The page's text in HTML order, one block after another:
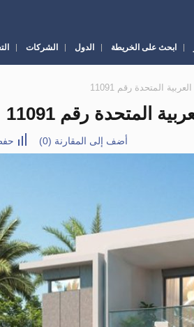
ابحث على الخريطة الدول الشركات
أضف إلى المقارنة (
0
)